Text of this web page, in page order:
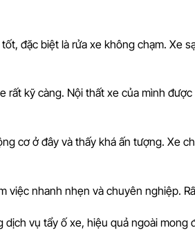
đặc biệt là rửa xe không chạm. Xe
rất kỹ càng. Nội thất xe của mình
cơ ở đây và thấy khá ấn tượng. Xe
việc nhanh nhẹn và chuyên nghiệp.
dịch vụ tẩy ố xe, hiệu quả ngoài mong